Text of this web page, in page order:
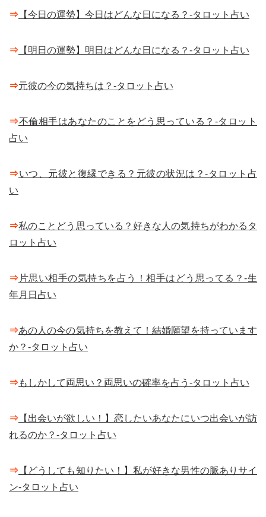
⇒ 【今日の運勢】今日はどんな日になる？-タロット占い
⇒ 【明日の運勢】明日はどんな日になる？-タロット占い
⇒元彼の今の気持ちは？-タロット占い
⇒不倫相手はあなたのことをどう思っている？-タロット
占い
⇒いつ、元彼と復縁できる？元彼の状況は？-タロット占
い
⇒私のことどう思っている？好きな人の気持ちがわかるタ
ロット占い
⇒ 片思い相手の気持ちを占う！相手はどう思ってる？-生
年月日占い
⇒あの人の今の気持ちを教えて！結婚願望を持っています
か？-タロット占い
⇒もしかして両思い？両思いの確率を占う-タロット占い
⇒ 【出会いが欲しい！】恋したいあなたにいつ出会いが訪
れるのか？-タロット占い
⇒ 【どうしても知りたい！】私が好きな男性の脈ありサイ
ン-タロット占い